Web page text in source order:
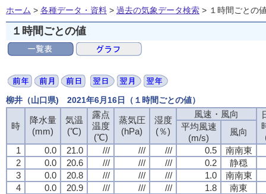
ホーム > 各種データ・資料 > 過去の気象データ検索 > １時間ごとの
１時間ごとの値
柳井（山口県) 2021年6月16日（１時間ごとの値）
時
降水量
(mm)
気温
(℃)
露点
温度
(℃)
蒸気圧
(hPa)
湿度
(％)
風速・風向
平均風速
(m/s)
風向
1
0.0 21.0 /// /// /// 0.5
南南東
2
0.0 20.6 /// /// /// 0.2
静穏
3
0.0 20.8 /// /// /// 1.0
南南東
4
0.0 20.9 /// /// /// 1.8
南東